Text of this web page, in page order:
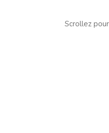
Scrollez